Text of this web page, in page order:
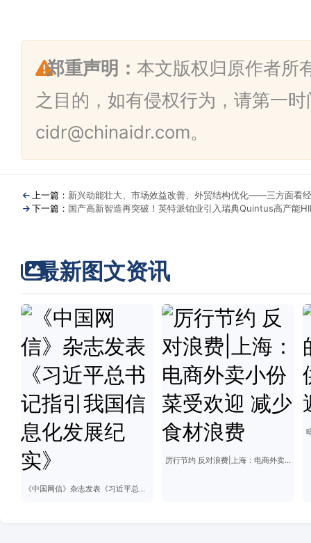
郑重声明： 本文版权归原作者所
之目的，如有侵权行为，请第一
cidr@chinaidr.com。
上一篇： 新兴动能壮大、市场效益改善、外贸结构优化——三方面看
下一篇： 国产高新智造再突破！英特派铂业引入瑞典Quintus高产能
最新图文资讯
《中国网信》杂志发表《习近平总书记指引我国信息化发展纪实》
厉行节约 反对浪费|上海：电商外卖小份菜受欢迎 减少食材浪费